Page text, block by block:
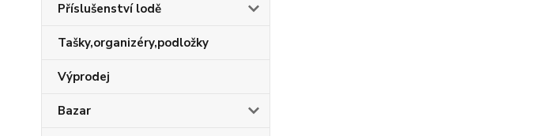
Příslušenství lodě
Tašky,organizéry,podložky
Výprodej
Bazar